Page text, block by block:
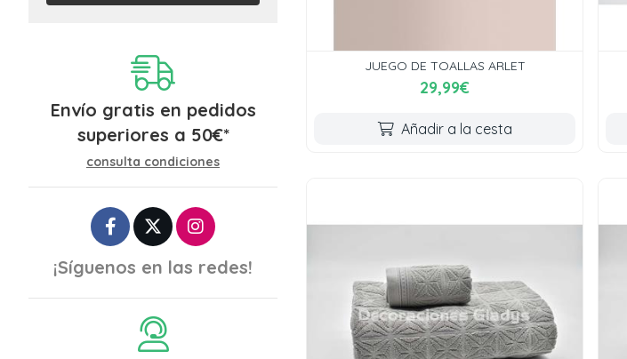
JUEGO DE TOALLAS ARLET
29,99€
Añadir a la cesta
Envío gratis en pedidos
superiores a 50€*
consulta condiciones
¡Síguenos en las redes!